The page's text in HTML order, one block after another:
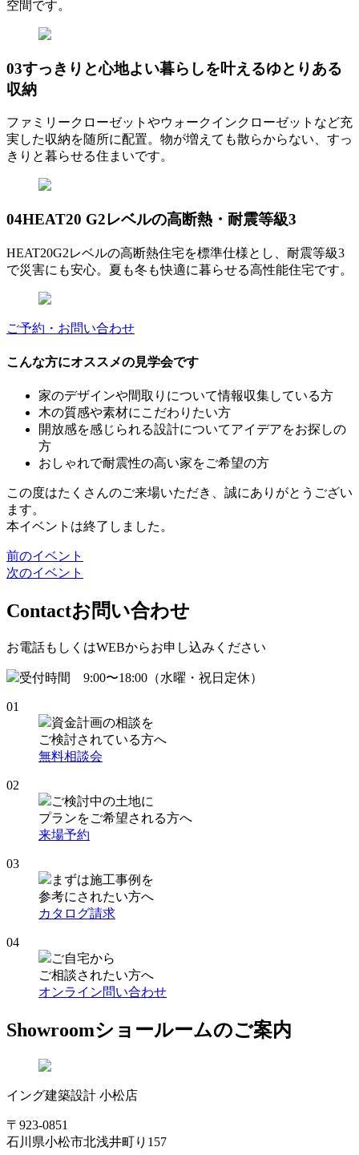
空間です。
03すっきりと心地よい暮らしを叶えるゆとりある
収納
ファミリークローゼットやウォークインクローゼットなど充
実した収納を随所に配置。物が増えても散らからない、すっ
きりと暮らせる住まいです。
04HEAT20 G2レベルの高断熱・耐震等級3
HEAT20G2レベルの高断熱住宅を標準仕様とし、耐震等級3
で災害にも安心。夏も冬も快適に暮らせる高性能住宅です。
ご予約・お問い合わせ
こんな方にオススメの見学会です
家のデザインや間取りについて情報収集している方
木の質感や素材にこだわりたい方
開放感を感じられる設計についてアイデアをお探しの
方
おしゃれで耐震性の高い家をご希望の方
この度はたくさんのご来場いただき、 誠にありがとうござい
ます。
本イベントは終了しました。
前のイベント
次のイベント
Contactお問い合わせ
お電話もしくはWEBからお申し込みください
受付時間 9:00〜18:00（水曜・祝日定休）
01
資金計画の相談を
ご検討されている方へ
無料相談会
02
ご検討中の土地に
プランをご希望される方へ
来場予約
03
まずは施工事例を
参考にされたい方へ
カタログ請求
04
ご自宅から
ご相談されたい方へ
オンライン問い合わせ
Showroomショールームのご案内
イング建築設計 小松店
〒923-0851
石川県小松市北浅井町り157